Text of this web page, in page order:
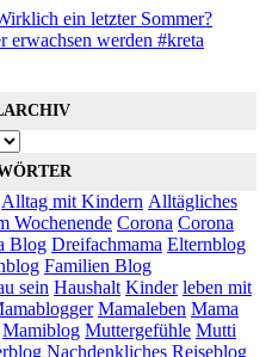
ein letzter Sommer?
werden #kreta
Alltag mit Kindern Alltägliches
Wochenende Corona Corona
Blog Dreifachmama Elternblog
Familien Blog
sein Haushalt Kinder leben mit
Mamaleben Mama
Mamiblog Muttergefühle Mutti
Nachdenkliches Reiseblog